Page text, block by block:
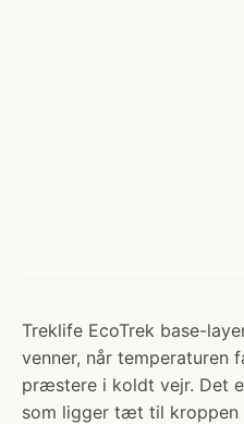
Treklife EcoTrek base-
venner, når temperaturen
præstere i koldt vejr. Det
som ligger tæt til kroppen